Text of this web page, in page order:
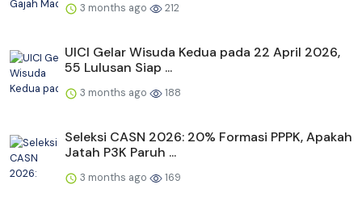
3 months ago 212
UICI Gelar Wisuda Kedua pada 22 April 2026,
55 Lulusan Siap ...
3 months ago 188
Seleksi CASN 2026: 20% Formasi PPPK, Apakah
Jatah P3K Paruh ...
3 months ago 169